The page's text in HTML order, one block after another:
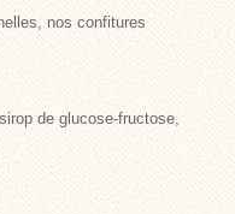
, nos confitures
de glucose-fructose,